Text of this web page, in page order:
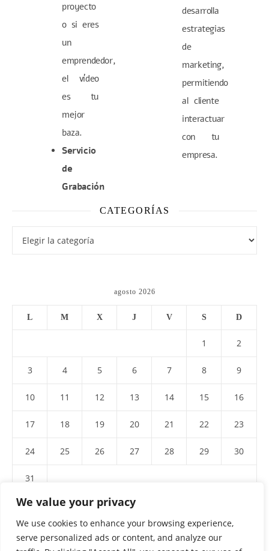
We value your privacy
We use cookies to enhance your browsing experience,
serve personalized ads or content, and analyze our
proyecto
o si eres
un
emprendedor,
el vídeo
es tu
mejor
baza.
Servicio
de
Grabación
desarrolla
estrategias
de
marketing,
permitiendo
al cliente
interactuar
con tu
empresa.
CATEGORÍAS
agosto 2026
L M X J V S D
1 2
3 4 5 6 7 8 9
10 11 12 13 14 15 16
17 18 19 20 21 22 23
24 25 26 27 28 29 30
31